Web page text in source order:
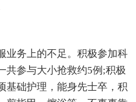
务上的不足。积极参加科
共参与大小抢救约5例;积极
基础护理，能身先士卒，积